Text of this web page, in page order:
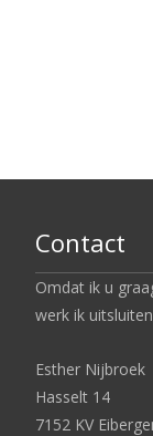
Contact
Omdat ik u
werk ik
Esther Nijbroek
Hasselt 14
7152 KV